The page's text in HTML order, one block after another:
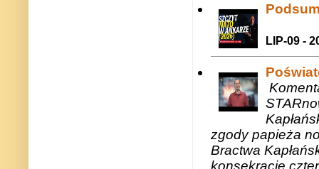
LIP-09 -
zgody papieża
Bractwa
konsekracje